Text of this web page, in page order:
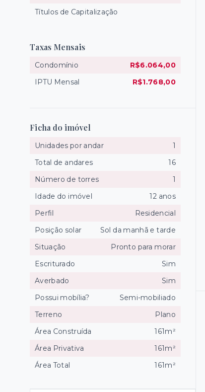
Títulos de Capitalização
Taxas Mensais
Condomínio
R$6.064,00
IPTU Mensal
R$1.768,00
Ficha do imóvel
Unidades por andar
1
Total de andares
16
Número de torres
1
Idade do imóvel
12 anos
Perfil
Residencial
Posição solar
Sol da manhã e tarde
Situação
Pronto para morar
Escriturado
Sim
Averbado
Sim
Possui mobília?
Semi-mobiliado
Terreno
Plano
Área Construída
161m²
Área Privativa
161m²
Área Total
161m²